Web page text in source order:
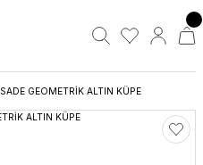
SADE GEOMETRİK ALTIN KÜPE